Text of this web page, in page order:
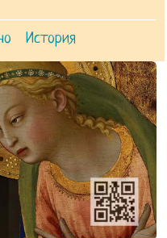
История